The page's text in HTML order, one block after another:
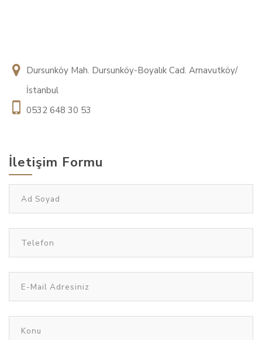
Dursunköy Mah. Dursunköy-Boyalık Cad. Arnavutköy/
İstanbul
0532 648 30 53
İletişim Formu